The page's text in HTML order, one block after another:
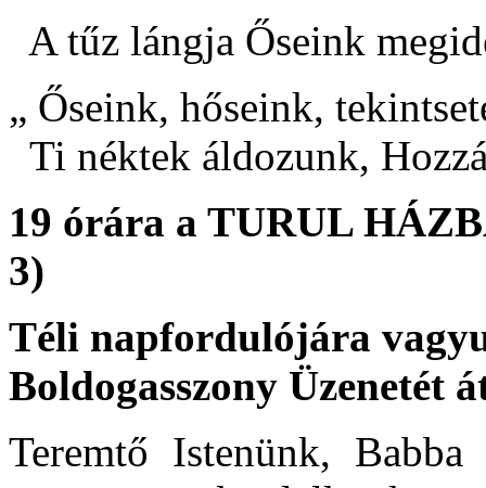
A tűz lángja Őseink
„ Őseink, hőseink,
Ti néktek áldozunk,
19 órára a TURUL
3)
Téli napfordulójára
Boldogasszony
Teremtő Istenünk,